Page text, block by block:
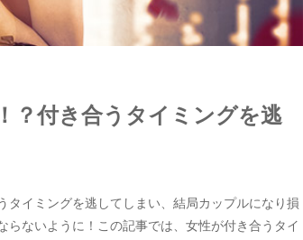
？付き合うタイミングを逃
タイミングを逃してしまい、結局カップルになり損
ないように！この記事では、女性が付き合うタイ